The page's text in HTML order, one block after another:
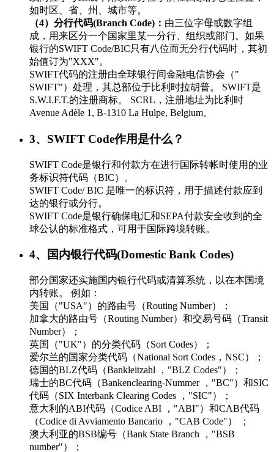
如时区、省、州、城市等。
（4）分行代码(Branch Code)： 由三位字母或数字组
成，用来区分一个国家里某一分行、组织或部门。如果
银行的SWIFT Code/BIC只有八位而无分行代码时，其初
始值订为"XXX"。
SWIFT代码的注册由全球银行间金融电信协会（"
SWIFT"）处理，其总部位于比利时拉胡普。 SWIFT是
S.W.I.F.T.的注册商标。 SCRL，注册地址为比利时
Avenue Adèle 1, B-1310 La Hulpe, Belgium。
3、SWIFT Code作用是什么？
SWIFT Code是银行和付款方在进行国际转帐时使用的业
务标识符代码（BIC）。
SWIFT Code/ BIC 是唯一的标识符，用于描述付款应到
达的银行或分行。
SWIFT Code是银行确保电汇和SEPA付款安全收到的全
球公认的标准格式，可用于国际跨境转账。
4、国内银行代码(Domestic Bank Codes)
部分国家还实施国内银行代码或清算系统，以在本国境
内转账。 例如：
美国（"USA"）的路由号（Routing Number）；
加拿大的路由号（Routing Number）和交易号码（Transit
Number）；
英国（"UK"）的分类代码（Sort Codes）；
爱尔兰的国家分类代码（National Sort Codes，NSC）；
德国的BLZ代码（Bankleitzahl ，"BLZ Codes"）；
瑞士的BC代码（Bankenclearing-Nummer ，"BC"）和SIC
代码（SIX Interbank Clearing Codes ，"SIC"）；
意大利的ABI代码（Codice ABI ，"ABI"）和CAB代码
（Codice di Avviamento Bancario ，"CAB Code"） ；
澳大利亚的BSB编号（Bank State Branch ，"BSB
number"）；